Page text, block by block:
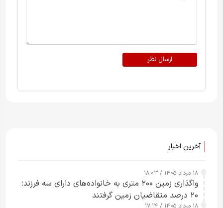
ارسال نظر
آخرین اخبار
۱۸ مرداد ۱۴۰۵ / ۱۸:۰۳
واگذاری زمین ۲۰۰ متری به خانواده‌های دارای سه فرزند؛
۲۰ درصد متقاضیان زمین گرفتند
۱۸ مرداد ۱۴۰۵ / ۱۷:۱۴